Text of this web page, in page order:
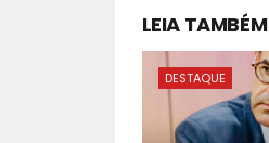
LEIA TAMBÉM
DESTAQUE